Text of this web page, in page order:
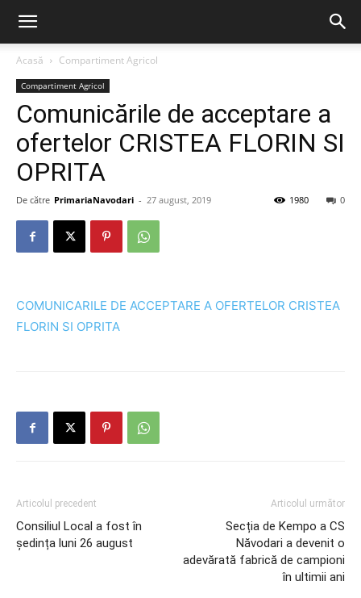
Acasă Compartiment Agricol
Compartiment Agricol
Comunicările de acceptare a
ofertelor CRISTEA FLORIN SI
OPRITA
De către PrimariaNavodari - 27 august, 2019 0
1980
COMUNICARILE DE ACCEPTARE A OFERTELOR CRISTEA
FLORIN SI OPRITA
Articolul precedent
Consiliul Local a fost în
ședința luni 26 august
Articolul următor
Secția de Kempo a CS
Năvodari a devenit o
adevărată fabrică de campioni
în ultimii ani